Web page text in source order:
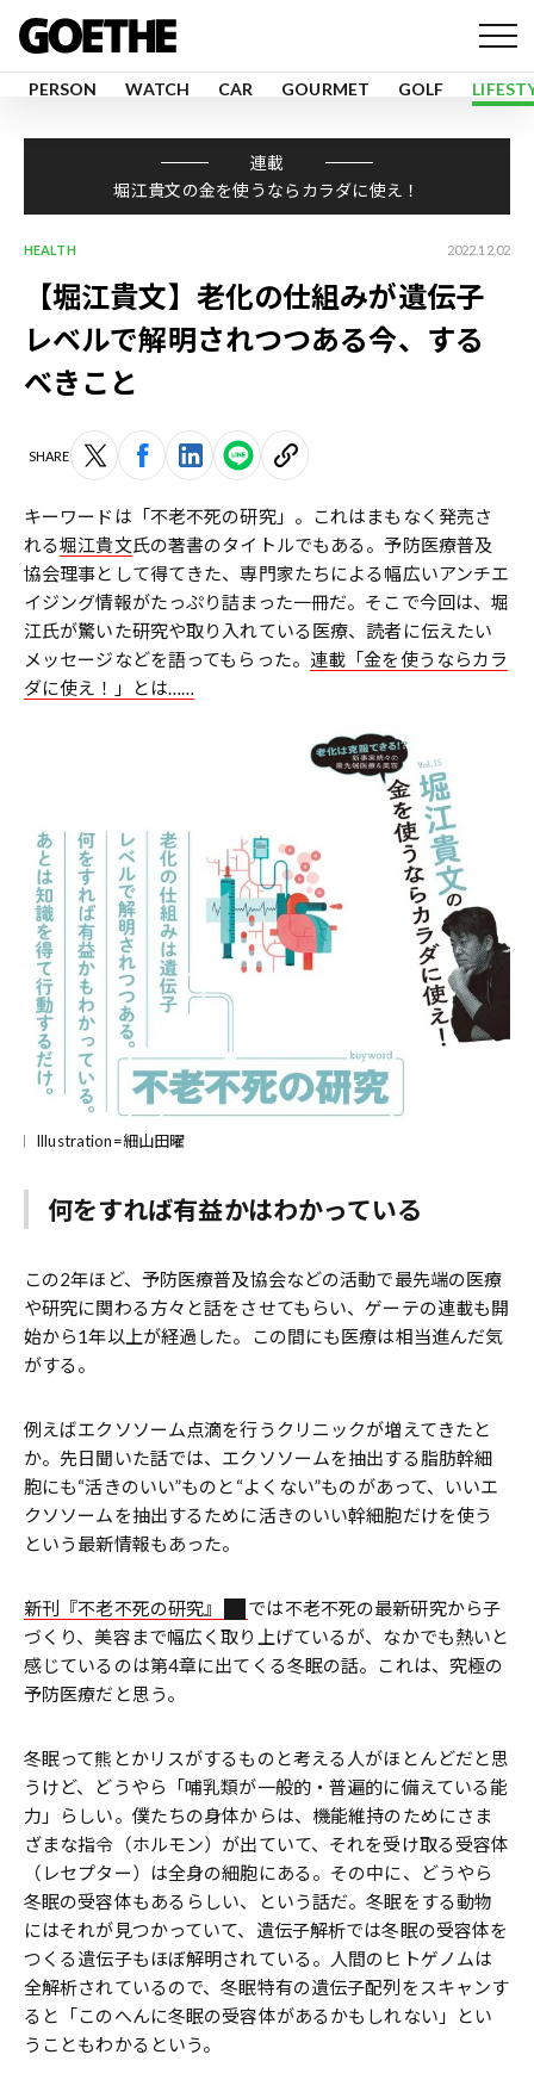
PERSON WATCH CAR GOURMET GOLF
連載
堀江貴文の金を使うならカラダに使え！
HEALTH 2022.12.02
【堀江貴文】老化の仕組みが遺伝子
レベルで解明されつつある今、する
べきこと
SHARE
キーワードは「不老不死の研究」。これはまもなく発売さ
れる堀江貴文氏の著書のタイトルでもある。予防医療普及
協会理事として得てきた、専門家たちによる幅広いアンチエ
イジング情報がたっぷり詰まった一冊だ。そこで今回は、堀
江氏が驚いた研究や取り入れている医療、読者に伝えたい
メッセージなどを語ってもらった。 連載「金を使うならカラ
ダに使え！」とは……
Illustration=細山田曜
何をすれば有益かはわかっている
この2年ほど、予防医療普及協会などの活動で最先端の医療
や研究に関わる方々と話をさせてもらい、ゲーテの連載も開
始から1年以上が経過した。この間にも医療は相当進んだ気
がする。
例えばエクソソーム点滴を行うクリニックが増えてきたと
か。先日聞いた話では、エクソソームを抽出する脂肪幹細
胞にも“活きのいい”ものと“よくない”ものがあって、いいエ
クソソームを抽出するために活きのいい幹細胞だけを使う
という最新情報もあった。
新刊『不老不死の研究』
では不老不死の最新研究から子
づくり、美容まで幅広く取り上げているが、なかでも熱いと
感じているのは第4章に出てくる冬眠の話。これは、究極の
予防医療だと思う。
冬眠って熊とかリスがするものと考える人がほとんどだと思
うけど、どうやら「哺乳類が一般的・普遍的に備えている能
力」らしい。僕たちの身体からは、機能維持のためにさま
ざまな指令（ホルモン）が出ていて、それを受け取る受容体
（レセプター）は全身の細胞にある。その中に、どうやら
冬眠の受容体もあるらしい、という話だ。冬眠をする動物
にはそれが見つかっていて、遺伝子解析では冬眠の受容体を
つくる遺伝子もほぼ解明されている。人間のヒトゲノムは
全解析されているので、冬眠特有の遺伝子配列をスキャンす
ると「このへんに冬眠の受容体があるかもしれない」とい
うこともわかるという。